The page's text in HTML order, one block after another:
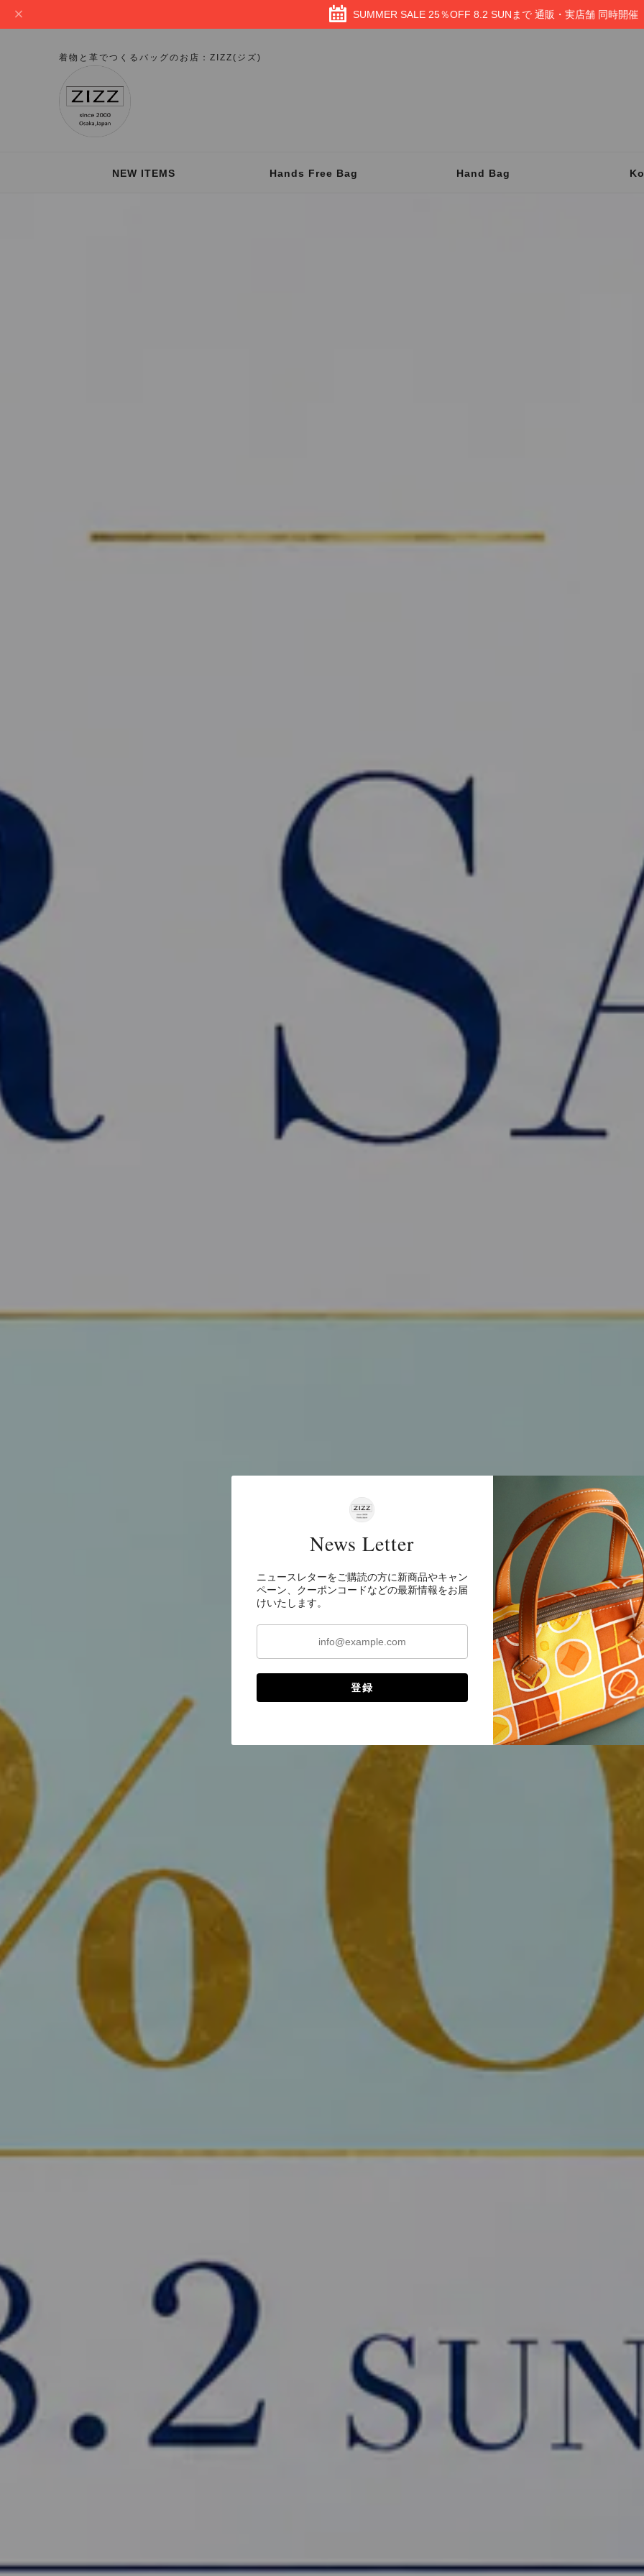
SUMMER SALE 25％OFF 8.2 SUNまで 通販・実店舗 同時開催
着物と革でつくるバッグのお店：ZIZZ(ジズ)
NEW ITEMS Hands Free Bag Hand Bag
浮世ノマド -
no-Mado-
News Letter
ニュースレターをご購読の方に新商品やキャン
ペーン、クーポンコードなどの最新情報をお届
けいたします。
登録